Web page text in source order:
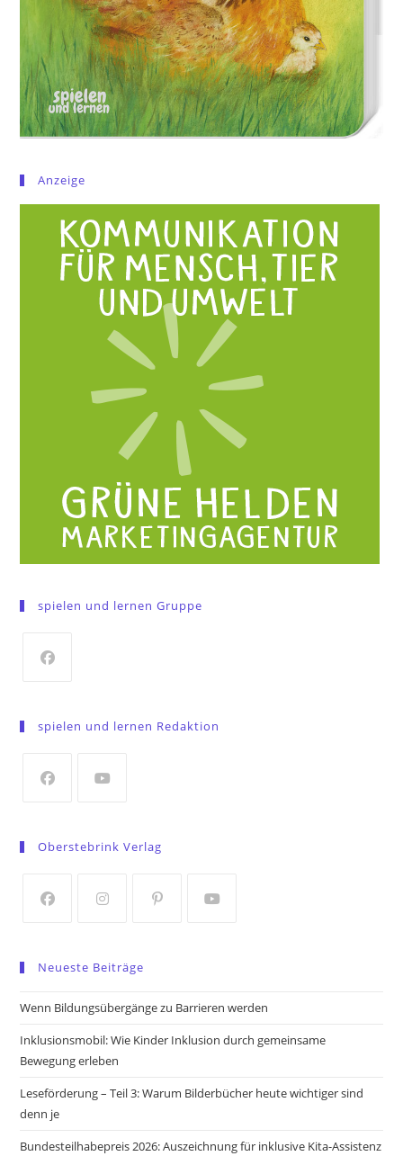
Anzeige
spielen und lernen Gruppe
a
tab
spielen und lernen Redaktion
a
tab
tab
Oberstebrink Verlag
a
new
new
a
new
new
Neueste Beiträge
Wenn Bildungsübergänge zu Barrieren werden
Inklusionsmobil: Wie Kinder Inklusion durch gemeinsame
Bewegung erleben
Leseförderung – Teil 3: Warum Bilderbücher heute wichtiger sind
denn je
Bundesteilhabepreis 2026: Auszeichnung für inklusive Kita-Assistenz